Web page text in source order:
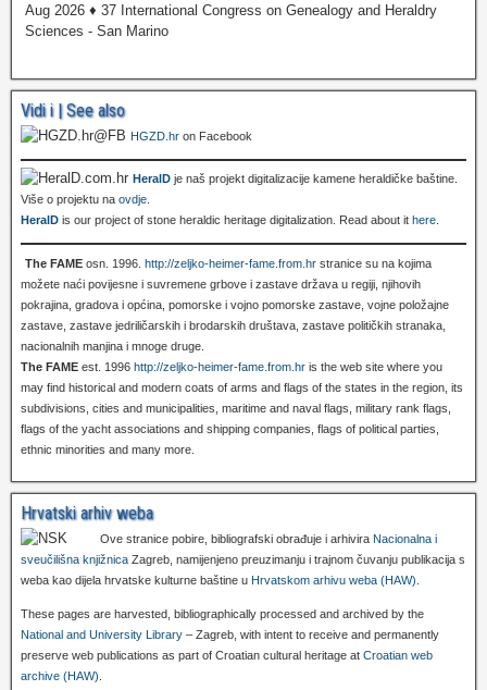
Aug 2026 ♦ 37 International Congress on Genealogy and Heraldry
Sciences - San Marino
Vidi i | See also
HGZD.hr on Facebook
HeralD je naš projekt digitalizacije kamene heraldičke baštine.
Više o projektu na ovdje
HeralD is our project of stone heraldic heritage digitalization. Read about it here
The FAME osn. 1996. http://zeljko-heimer-fame.from.hr stranice su na kojima
možete naći povijesne i suvremene grbove i zastave država u regiji, njihovih
pokrajina, gradova i općina, pomorske i vojno pomorske zastave, vojne položajne
zastave, zastave jedriličarskih i brodarskih društava, zastave političkih stranaka,
nacionalnih manjina i mnoge druge.
The FAME est. 1996 http://zeljko-heimer-fame.from.hr is the web site where you
may find historical and modern coats of arms and flags of the states in the region, its
subdivisions, cities and municipalities, maritime and naval flags, military rank flags,
flags of the yacht associations and shipping companies, flags of political parties,
ethnic minorities and many more.
Hrvatski arhiv weba
Ove stranice pobire, bibliografski obrađuje i arhivira Nacionalna i
sveučilišna knjižnica Zagreb, namijenjeno preuzimanju i trajnom čuvanju publikacija s
weba kao dijela hrvatske kulturne baštine u Hrvatskom arhivu weba (HAW)
These pages are harvested, bibliographically processed and archived by the
National and University Library – Zagreb, with intent to receive and permanently
preserve web publications as part of Croatian cultural heritage at Croatian web
archive (HAW)